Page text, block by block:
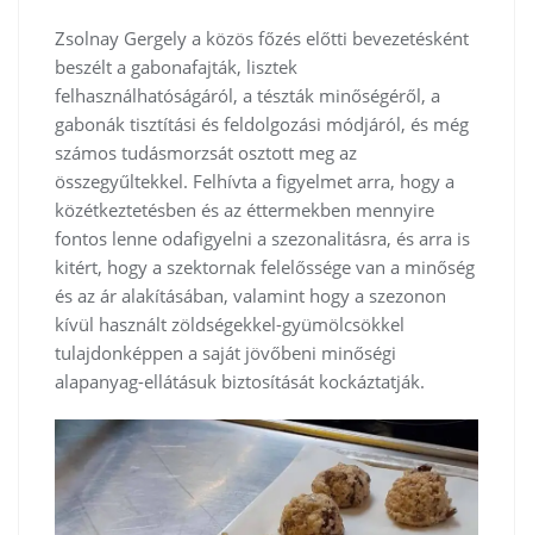
Zsolnay Gergely a közös főzés előtti bevezetésként
beszélt a gabonafajták, lisztek
felhasználhatóságáról, a tészták minőségéről, a
gabonák tisztítási és feldolgozási módjáról, és még
számos tudásmorzsát osztott meg az
összegyűltekkel. Felhívta a figyelmet arra, hogy a
közétkeztetésben és az éttermekben mennyire
fontos lenne odafigyelni a szezonalitásra, és arra is
kitért, hogy a szektornak felelőssége van a minőség
és az ár alakításában, valamint hogy a szezonon
kívül használt zöldségekkel-gyümölcsökkel
tulajdonképpen a saját jövőbeni minőségi
alapanyag-ellátásuk biztosítását kockáztatják.